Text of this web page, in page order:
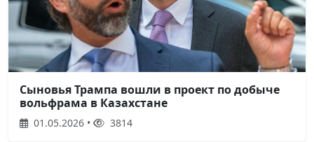
Сыновья Трампа вошли в проект по добыче
вольфрама в Казахстане
01.05.2026 • 3814